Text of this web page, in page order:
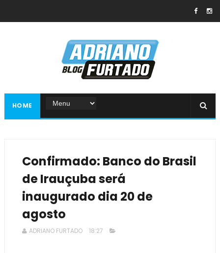
HOME
Confirmado: Banco do Brasil
de Irauçuba será
inaugurado dia 20 de
agosto
ADRIANO FURTADO 18:27